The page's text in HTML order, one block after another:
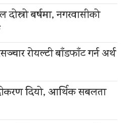
बर्षमा, नगरवासीको
रोयल्टी बाँडफाँट गर्न अर्थ
दियो, आर्थिक सबलता